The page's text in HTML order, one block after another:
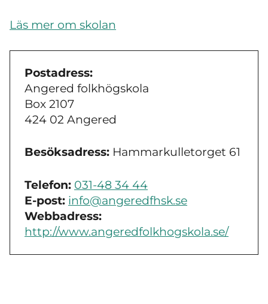
Läs mer om skolan
Postadress:
Angered folkhögskola
Box 2107
424 02 Angered
Besöksadress: Hammarkulletorget 61
Telefon: 031-48 34 44
E-post: info@angeredfhsk.se
Webbadress:
http://www.angeredfolkhogskola.se/